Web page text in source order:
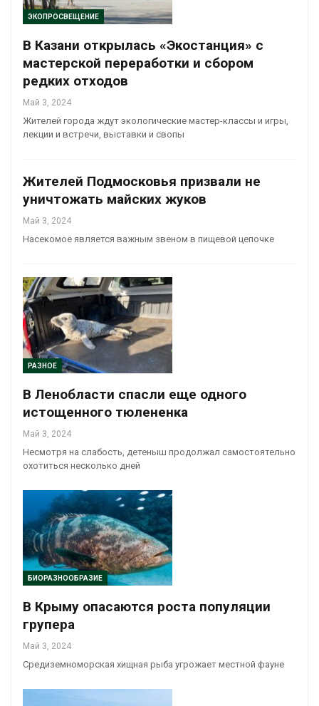
ЭКОПРОСВЕЩЕНИЕ
В Казани открылась «Экостанция» с
мастерской переработки и сбором
редких отходов
Май 3, 2024
Жителей города ждут экологические мастер-классы и игры,
лекции и встречи, выставки и свопы
Жителей Подмосковья призвали не
уничтожать майских жуков
Май 3, 2024
Насекомое является важным звеном в пищевой цепочке
РАЗНОЕ
В Ленобласти спасли еще одного
истощенного тюлененка
Май 3, 2024
Несмотря на слабость, детеныш продолжал самостоятельно
охотиться несколько дней
БИОРАЗНООБРАЗИЕ
В Крыму опасаются роста популяции
групера
Май 3, 2024
Средиземноморская хищная рыба угрожает местной фауне